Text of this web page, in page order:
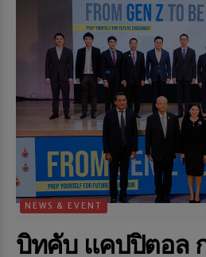
NEWS & EVENT
บิทคับ แคปปิตอล